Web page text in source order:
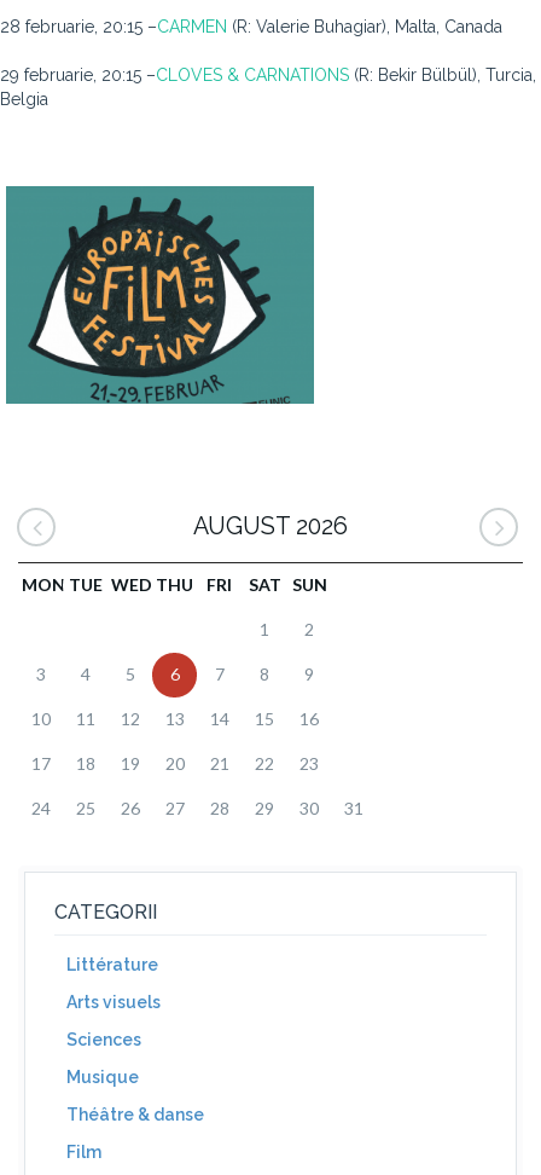
28 februarie, 20:15 –CARMEN (R: Valerie Buhagiar), Malta, Canada
29 februarie, 20:15 –CLOVES & CARNATIONS (R: Bekir Bülbül), Turcia,
Belgia
AUGUST 2026
MON TUE WED THU FRI SAT SUN
1 2
3 4 5 6 7 8 9
10 11 12 13 14 15 16
17 18 19 20 21 22 23
24 25 26 27 28 29 30 31
CATEGORII
Littérature
Arts visuels
Sciences
Musique
Théâtre & danse
Film